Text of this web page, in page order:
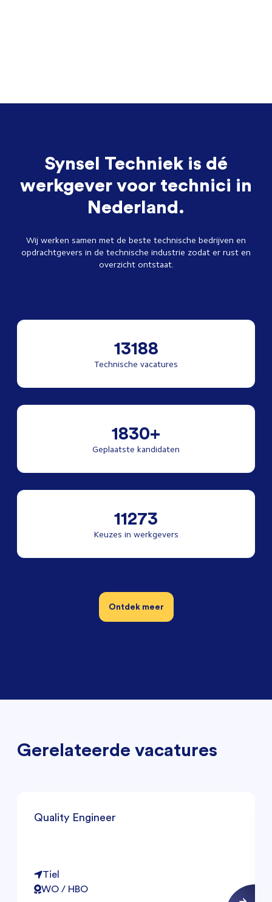
Synsel Techniek is dé
werkgever voor technici in
Nederland.
Wij werken samen met de beste technische bedrijven en
opdrachtgevers in de technische industrie zodat er rust en
overzicht ontstaat.
13188
Technische vacatures
1830+
Geplaatste kandidaten
11273
Keuzes in werkgevers
Ontdek meer
Gerelateerde vacatures
Quality Engineer
Tiel
WO / HBO